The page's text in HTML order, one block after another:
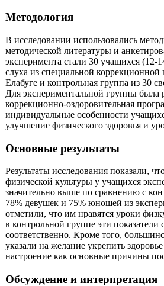
Методология
В исследовании использовались
методической литературы и
эксперимента стали 30 учащихся (12-
слуха из специальной
Елабуге и контрольная группа из 30
Для экспериментальной группы была
коррекционно-оздоровительная
индивидуальные особенности
улучшение физического здоровья и
Основные результаты
Результаты исследования показали,
физической культуры у учащихся
значительно выше по сравнению с
78% девушек и 75% юношей из
отметили, что им нравятся уроки
в контрольной группе эти показатели
соответственно. Кроме того,
указали на желание укрепить
настроение как основные причины
Обсуждение и интерпретация